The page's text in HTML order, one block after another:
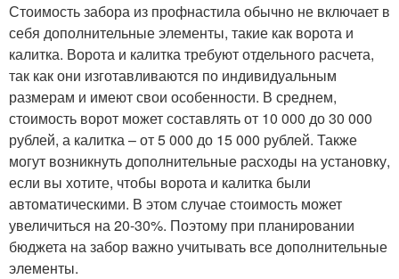
Стоимость забора из профнастила обычно не включает в
себя дополнительные элементы, такие как ворота и
калитка. Ворота и калитка требуют отдельного расчета,
так как они изготавливаются по индивидуальным
размерам и имеют свои особенности. В среднем,
стоимость ворот может составлять от 10 000 до 30 000
рублей, а калитка – от 5 000 до 15 000 рублей. Также
могут возникнуть дополнительные расходы на установку,
если вы хотите, чтобы ворота и калитка были
автоматическими. В этом случае стоимость может
увеличиться на 20-30%. Поэтому при планировании
бюджета на забор важно учитывать все дополнительные
элементы.